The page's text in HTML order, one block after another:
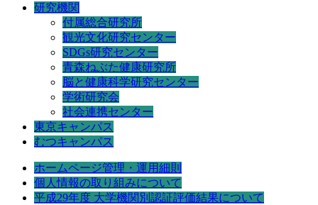
研究機関
付属総合研究所
観光文化研究センター
SDGs研究センター
青森ねぶた健康研究所
脳と健康科学研究センター
学術研究会
社会連携センター
東京キャンパス
むつキャンパス
ホームページ管理・運用細則
個人情報の取り組みについて
平成29年度 大学機関別認証評価結果について